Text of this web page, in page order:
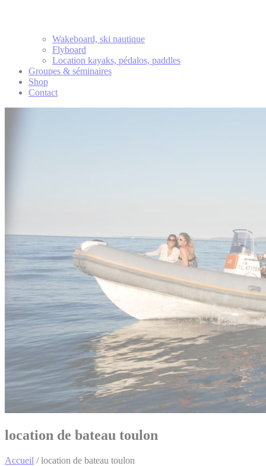
Wakeboard, ski nautique
Flyboard
Location kayaks, pédalos, paddles
Groupes & séminaires
Shop
Contact
location de bateau toulon
Accueil /location de bateau toulon